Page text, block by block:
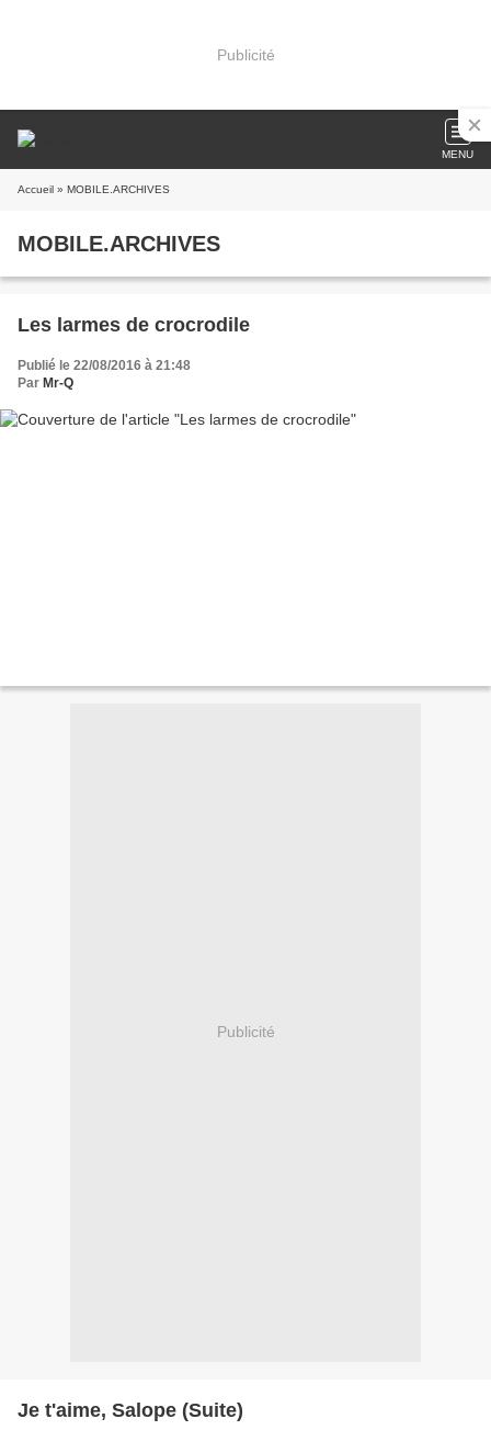
Publicité
MENU
Accueil » MOBILE.ARCHIVES
MOBILE.ARCHIVES
Les larmes de crocrodile
Publié le 22/08/2016 à 21:48
Par Mr-Q
Publicité
Je t'aime, Salope (Suite)